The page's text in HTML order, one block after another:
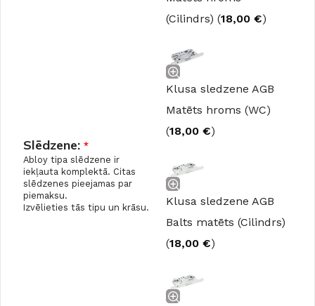
Slēdzene: *
Abloy tipa slēdzene ir
iekļauta komplektā. Citas
slēdzenes pieejamas par
piemaksu.
Izvēlieties tās tipu un krāsu.
(Cilindrs) (18,00 €)
Klusa sledzene AGB
Matēts hroms (WC)
(18,00 €)
Klusa sledzene AGB
Balts matēts (Cilindrs)
(18,00 €)